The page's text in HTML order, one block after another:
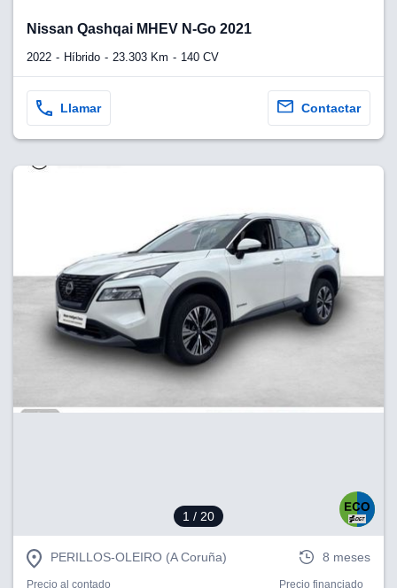
Nissan Qashqai MHEV N-Go 2021
2022 Híbrido 23.303 Km 140 CV
Llamar Contactar
1 / 20
PERILLOS-OLEIRO (A Coruña) 8 meses
Precio al contado Precio financiado